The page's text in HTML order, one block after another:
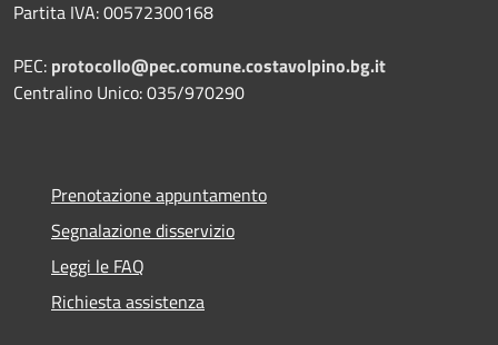
Partita IVA: 00572300168
PEC: protocollo@pec.comune.costavolpino.bg.it
Centralino Unico: 035/970290
Prenotazione appuntamento
Segnalazione disservizio
Leggi le FAQ
Richiesta assistenza